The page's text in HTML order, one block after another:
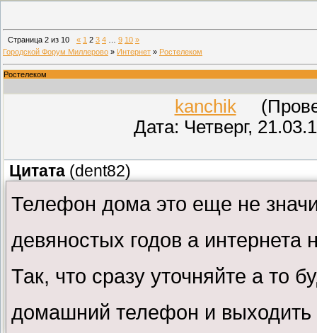
Страница 2 из 10 « 1 2 3 4 9 10 »
Городской Форум Миллерово » Интернет » Ростелеком
Ростелеком
kanchik
Дата: Четверг,
Цитата (dent82)
Телефон дома это еще не
девяностых годов а интернета
Так, что сразу уточняйте а то
домашний телефон и выходить